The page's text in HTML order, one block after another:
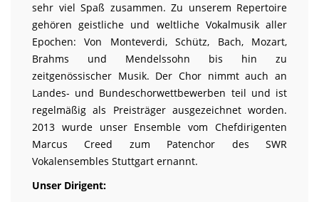
sehr viel Spaß zusammen. Zu unserem Repertoire
gehören geistliche und weltliche Vokalmusik aller
Epochen: Von Monteverdi, Schütz, Bach, Mozart,
Brahms und Mendelssohn bis hin zu
zeitgenössischer Musik. Der Chor nimmt auch an
Landes- und Bundeschorwettbewerben teil und ist
regelmäßig als Preisträger ausgezeichnet worden.
2013 wurde unser Ensemble vom Chefdirigenten
Marcus Creed zum Patenchor des SWR
Vokalensembles Stuttgart ernannt.
Unser Dirigent: